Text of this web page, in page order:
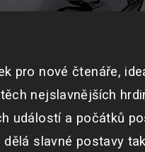
pro nové čtenáře,
nejslavnějších
událostí a počátků
slavné postavy